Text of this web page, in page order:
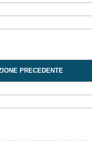
PRECEDENTE